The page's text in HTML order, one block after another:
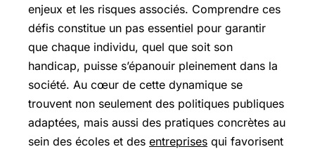
enjeux et les risques associés. Comprendre ces
défis constitue un pas essentiel pour garantir
que chaque individu, quel que soit son
handicap, puisse s’épanouir pleinement dans la
société. Au cœur de cette dynamique se
trouvent non seulement des politiques publiques
adaptées, mais aussi des pratiques concrètes au
sein des écoles et des entreprises qui favorisent